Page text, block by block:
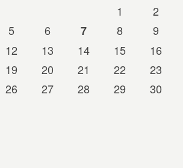
1
2
5 6 7 8
9
12 13 14 15
16
19 20 21 22
23
26 27 28 29
30